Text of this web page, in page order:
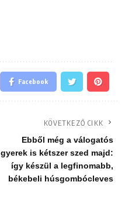
Facebook
KÖVETKEZŐ CIKK
Ebből még a válogatós
gyerek is kétszer szed majd:
így készül a legfinomabb,
békebeli húsgombócleves